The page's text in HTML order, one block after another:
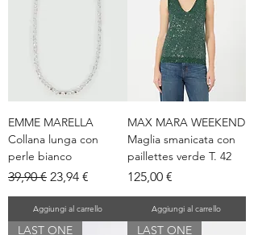
EMME MARELLA
Collana lunga con
perle bianco
Prezzo regolare
39,90 € Prezzo scontato
23,94 €
Aggiungi al carrello
MAX MARA WEEKEND
Maglia smanicata con
paillettes verde T. 42
Prezzo
125,00 €
Aggiungi al carrello
LAST ONE LAST ONE